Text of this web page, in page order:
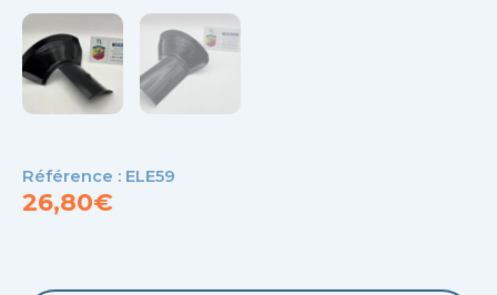
Référence : ELE59
26,80€